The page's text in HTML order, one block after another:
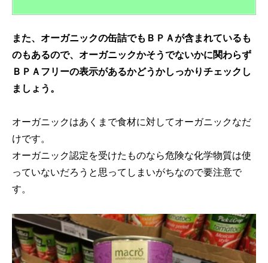
また、オーガニックの缶詰でもＢＰＡが含まれているも
のもあるので、オーガニックかそうでないかに関わらず
ＢＰＡフリーの表示があるかどうかしっかりチェックし
ましょう。
オーガニックはあくまで食材に対してオーガニックなだ
けです。
オーガニック認定を受けたものなら危険な化学物質は使
っていないだろうと思ってしまいがちなので要注意で
す。